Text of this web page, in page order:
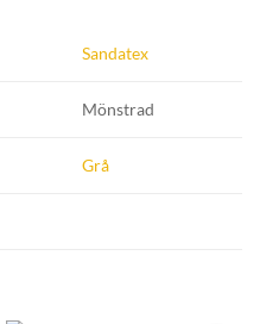
Sandatex
Mönstrad
Grå